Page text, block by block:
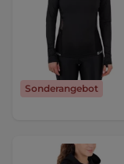
Sonderangebot